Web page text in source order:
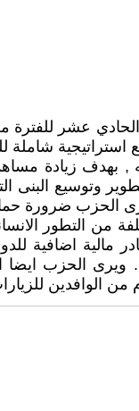
شاملة
, بهدف زيادة
البنى
الحزب ضرورة
من التطور
اضافية
الحزب ايضا
الوافدين